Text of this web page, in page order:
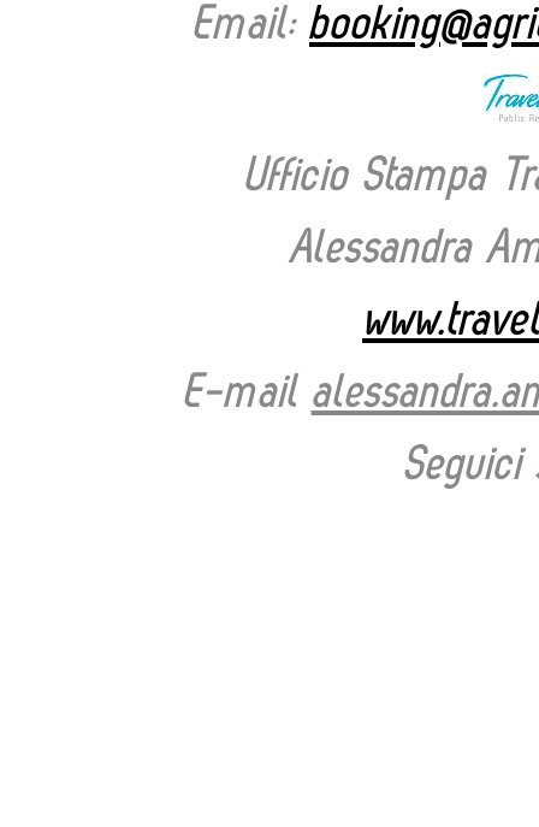
Email:
Ufficio Stampa
Alessandra
E-mail